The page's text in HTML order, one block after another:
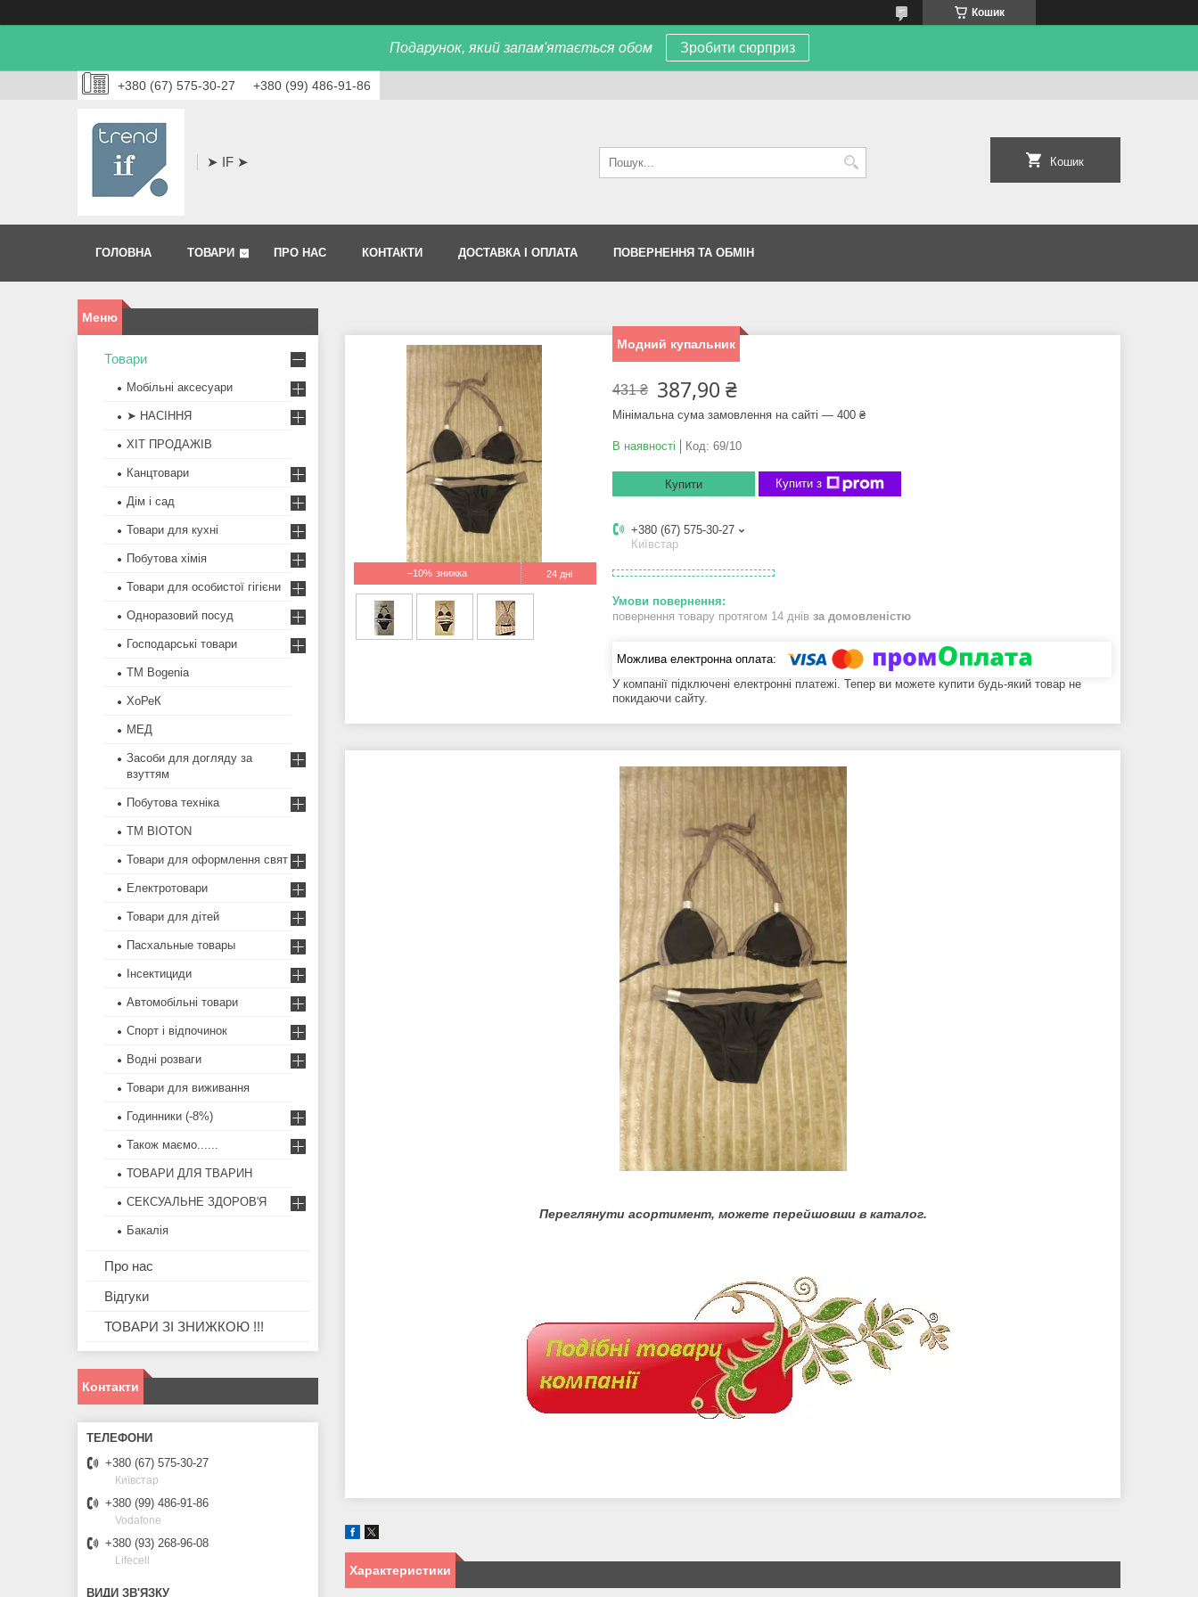
Кошик
Подарунок, який запам'ятається обом Зробити сюрприз
+380 (67) 575-30-27 +380 (99) 486-91-86
➤ IF ➤ Кошик
ГОЛОВНА ТОВАРИ ПРО НАС КОНТАКТИ ДОСТАВКА І ОПЛАТА ПОВЕРНЕННЯ ТА ОБМІН
–10% 24 дні
Модний купальник
431 ₴ 387,90 ₴
Мінімальна сума замовлення на сайті — 400 ₴
В наявності Код: 69/10
Купити Купити з
+380 (67) 575-30-27
Київстар
повернення товару протягом 14 днів за домовленістю
У компанії підключені електронні платежі. Тепер ви можете купити будь-який товар не
покидаючи сайту.
Переглянути асортимент, можете перейшовши в каталог.
Характеристики
Товари
Мобільні аксесуари
➤ НАСІННЯ
ХІТ ПРОДАЖІВ
Канцтовари
Дім і сад
Товари для кухні
Побутова хімія
Товари для особистої гігієни
Одноразовий посуд
Господарські товари
ТМ Bogenia
ХоРеК
МЕД
Засоби для догляду за
взуттям
Побутова техніка
ТМ BIOTON
Товари для оформлення свят
Електротовари
Товари для дітей
Пасхальные товары
Інсектициди
Автомобільні товари
Спорт і відпочинок
Водні розваги
Товари для виживання
Годинники (-8%)
Також маємо......
ТОВАРИ ДЛЯ ТВАРИН
СЕКСУАЛЬНЕ ЗДОРОВ'Я
Бакалія
Про нас
Відгуки
ТОВАРИ ЗІ ЗНИЖКОЮ !!!
Контакти
+380 (67) 575-30-27
Київстар
+380 (99) 486-91-86
Vodafone
+380 (93) 268-96-08
Lifecell